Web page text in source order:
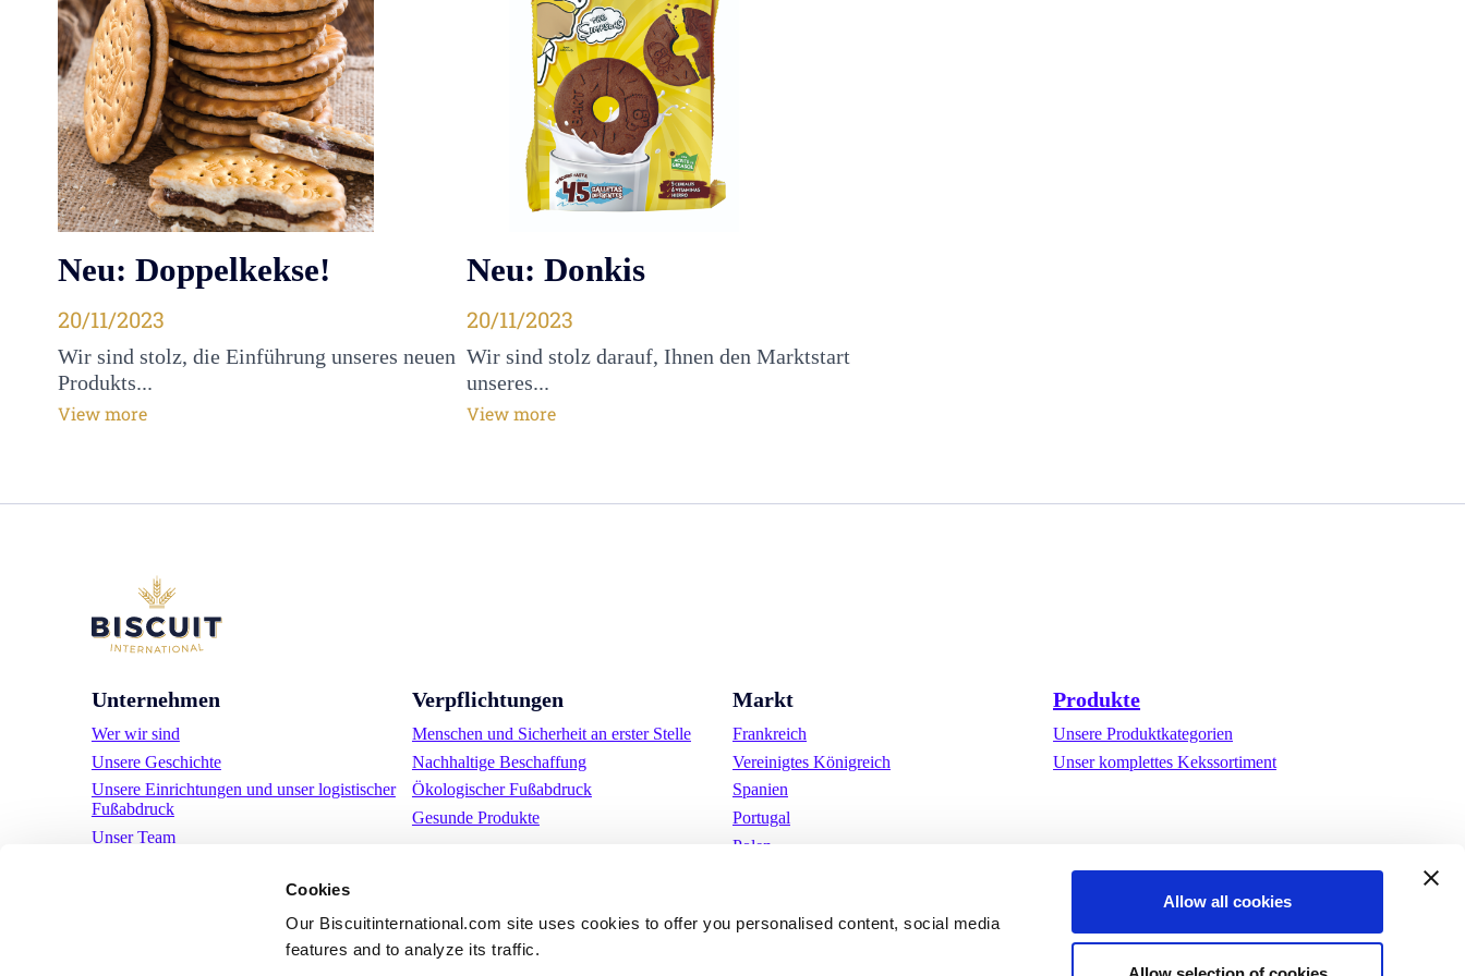
Cookies
Our Biscuitinternational.com site uses cookies to offer you personalised content, social media
features and to analyze its traffic.
Allow all cookies
Neu: Doppelkekse!
Publié le
20/11/2023
Wir sind stolz, die Einführung unseres neuen
Produkts...
View more
Neu: Donkis
Publié le
20/11/2023
Wir sind stolz darauf, Ihnen den Marktstart
unseres...
View more
Unternehmen
Wer wir sind
Unsere Geschichte
Unsere Einrichtungen und unser logistischer
Fußabdruck
Unser Team
Verpflichtungen
Menschen und Sicherheit an erster Stelle
Nachhaltige Beschaffung
Ökologischer Fußabdruck
Gesunde Produkte
Markt
Frankreich
Vereinigtes Königreich
Spanien
Portugal
Polen
Schweden
Produkte
Unsere Produktkategorien
Unser komplettes Kekssortiment